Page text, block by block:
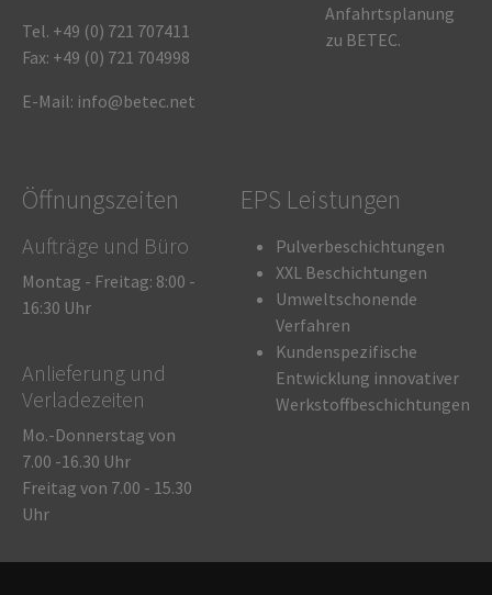
Tel. +49 (0) 721 707411
Fax: +49 (0) 721 704998
E-Mail: info@betec.net
Anfahrtsplanung
zu BETEC.
Öffnungszeiten
Aufträge und Büro
Montag - Freitag: 8:00 -
16:30 Uhr
Anlieferung und
Verladezeiten
Mo.-Donnerstag von
7.00 -16.30 Uhr
Freitag von 7.00 - 15.30
Uhr
EPS Leistungen
Pulverbeschichtungen
XXL Beschichtungen
Umweltschonende
Verfahren
Kundenspezifische
Entwicklung innovativer
Werkstoffbeschichtungen